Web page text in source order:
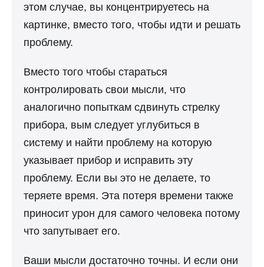
этом случае, вы концентрируетесь на
картинке, вместо того, чтобы идти и решать
проблему.
Вместо того чтобы стараться
контролировать свои мысли, что
аналогично попыткам сдвинуть стрелку
прибора, вым следует углубиться в
систему и найти проблему на которую
указывает прибор и исправить эту
проблему. Если вы это не делаете, то
теряете время. Эта потеря времени также
приносит урон для самого человека потому
что запутывает его.
Ваши мысли достаточно точны. И если они